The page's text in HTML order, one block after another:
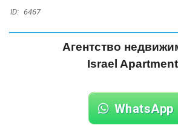
ID: 6467
Агентство
Israel
WhatsApp